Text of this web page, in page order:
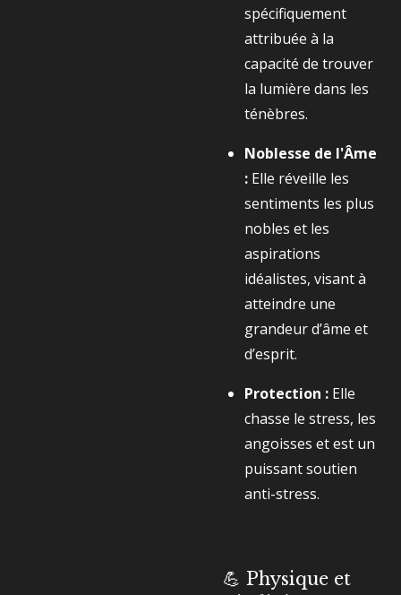
spécifiquement
attribuée à la
capacité de trouver
la lumière dans les
ténèbres.
Noblesse de l'Âme
: Elle réveille les
sentiments les plus
nobles et les
aspirations
idéalistes, visant à
atteindre une
grandeur d’âme et
d’esprit.
Protection : Elle
chasse le stress, les
angoisses et est un
puissant soutien
anti-stress.
💪 Physique et